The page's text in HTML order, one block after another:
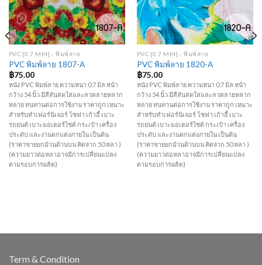
PVC [0.7 MM] - พิมพ์ลาย
PVC พิมพ์ลาย 1807-A
฿75.00
หนัง PVC พิมพ์ลาย ความหนา 0.7 มิล หน้า
กว้าง 54 นิ้ว มีสีสันสดใสและลวดลายหลาก
หลาย ทนทานต่อการใช้งาน ราคาถูก เหมาะ
สำหรับทำเฟอร์นิเจอร์ โซฟา เก้าอี้ เบาะ
รถยนต์ เบาะมอเตอร์ไซด์ กระเป๋า เครื่อง
ประดับ และงานตกแต่งภายใน เป็นต้น
(ราคาขายยกม้วนด้านบน คิดจาก 50 หลา )
(ความยาวต่อหลาอาจมีการเปลี่ยนแปลง
ตามรอบการผลิต)
PVC [0.7 MM] - พิมพ์ลาย
PVC พิมพ์ลาย 1820-A
฿75.00
หนัง PVC พิมพ์ลาย ความหนา 0.7 มิล หน้า
กว้าง 54 นิ้ว มีสีสันสดใสและลวดลายหลาก
หลาย ทนทานต่อการใช้งาน ราคาถูก เหมาะ
สำหรับทำเฟอร์นิเจอร์ โซฟา เก้าอี้ เบาะ
รถยนต์ เบาะมอเตอร์ไซด์ กระเป๋า เครื่อง
ประดับ และงานตกแต่งภายใน เป็นต้น
(ราคาขายยกม้วนด้านบน คิดจาก 50 หลา )
(ความยาวต่อหลาอาจมีการเปลี่ยนแปลง
ตามรอบการผลิต)
Term & Condition